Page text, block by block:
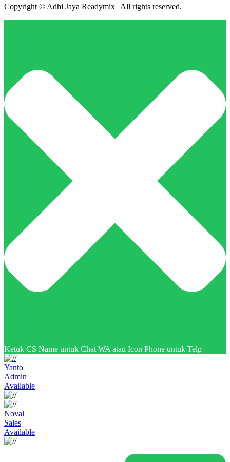
Copyright © Adhi Jaya Readymix | All rights reserved.
Ketuk CS Name untuk Chat WA atau Icon Phone untuk Telp
Yanto
Admin
Available
Noval
Sales
Available